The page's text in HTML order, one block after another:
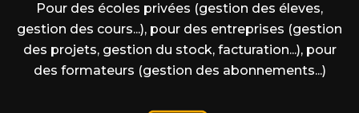
Pour des écoles privées (gestion des éleves,
gestion des cours...), pour des entreprises (gestion
des projets, gestion du stock, facturation...), pour
des formateurs (gestion des abonnements...)